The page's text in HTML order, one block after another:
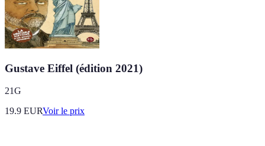
Gustave Eiffel (édition 2021)
21G
19.9 EURVoir le prix